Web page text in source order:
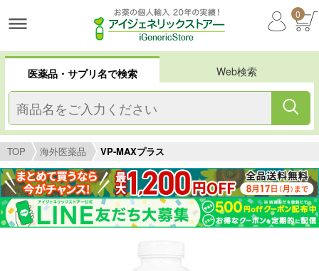
0
医薬品・サプリ名で検索 Web検索
TOP 海外医薬品 VP-MAXプラス